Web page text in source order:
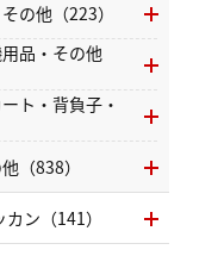
の他（223）
品・その他
ト・背負子・
（838）
ン（141）